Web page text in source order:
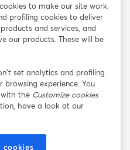
wird in einem neuen Tab geöffnet
X (Twitter)
wird in einem neuen Tab geöffnet
neuen Tab geöffnet
Cookie-Richtlinie
to make our site work.
profiling cookies to deliver
and services, and
our products. These will be
set analytics and profiling
browsing experience. You
the Customize cookies
have a look at our
cookies